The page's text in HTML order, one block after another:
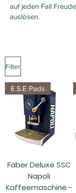
auf jeden Fall
auslösen.
Filter
E.S.E Pads
Faber Deluxe SSC
Napoli
Kaffeemaschine -